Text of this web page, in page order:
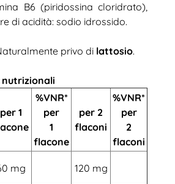
B6 (piridossina cloridrato),
di acidità: sodio idrossido.
privo di lattosio.
per 1
%VNR*
per
1
flacone
per 2
flaconi
%VNR*
per
2
flaconi
mg 120 mg